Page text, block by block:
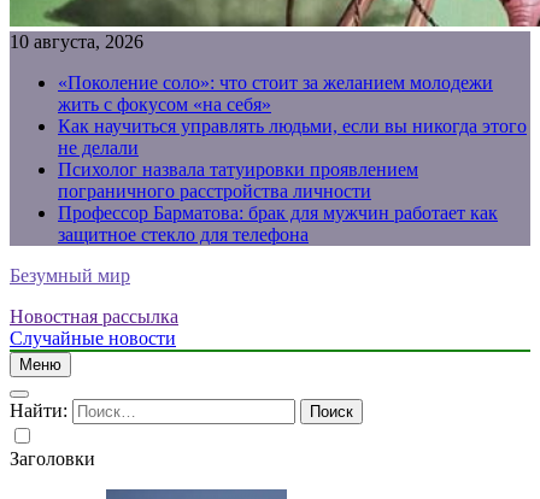
10 августа, 2026
«Поколение соло»: что стоит за желанием молодежи
жить с фокусом «на себя»
Как научиться управлять людьми, если вы никогда этого
не делали
Психолог назвала татуировки проявлением
пограничного расстройства личности
Профессор Барматова: брак для мужчин работает как
защитное стекло для телефона
Безумный мир
Новостная рассылка
Случайные новости
Меню
Найти:
Заголовки